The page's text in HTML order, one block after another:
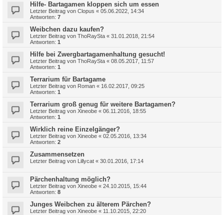
Hilfe- Bartagamen kloppen sich um essen
Letzter Beitrag von Clopus « 05.06.2022, 14:34
Antworten: 7
Weibchen dazu kaufen?
Letzter Beitrag von ThoRaySta « 31.01.2018, 21:54
Antworten: 1
Hilfe bei Zwergbartagamenhaltung gesucht!
Letzter Beitrag von ThoRaySta « 08.05.2017, 11:57
Antworten: 1
Terrarium für Bartagame
Letzter Beitrag von Roman « 16.02.2017, 09:25
Antworten: 1
Terrarium groß genug für weitere Bartagamen?
Letzter Beitrag von Xineobe « 06.11.2016, 18:55
Antworten: 1
Wirklich reine Einzelgänger?
Letzter Beitrag von Xineobe « 02.05.2016, 13:34
Antworten: 2
Zusammensetzen
Letzter Beitrag von Lillycat « 30.01.2016, 17:14
Pärchenhaltung möglich?
Letzter Beitrag von Xineobe « 24.10.2015, 15:44
Antworten: 8
Junges Weibchen zu älterem Pärchen?
Letzter Beitrag von Xineobe « 11.10.2015, 22:20